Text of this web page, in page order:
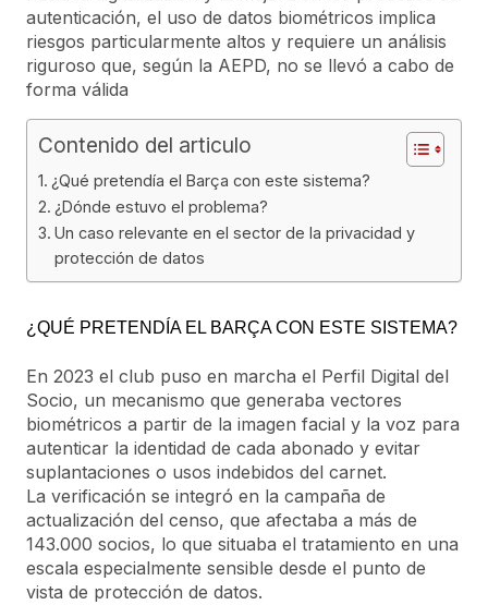
autenticación, el uso de datos biométricos implica
riesgos particularmente altos y requiere un análisis
riguroso que, según la AEPD, no se llevó a cabo de
forma válida
Contenido del articulo
¿Qué pretendía el Barça con este sistema?
¿Dónde estuvo el problema?
Un caso relevante en el sector de la privacidad y
protección de datos
¿QUÉ PRETENDÍA EL BARÇA CON ESTE SISTEMA?
En 2023 el club puso en marcha el Perfil Digital del
Socio, un mecanismo que generaba vectores
biométricos a partir de la imagen facial y la voz para
autenticar la identidad de cada abonado y evitar
suplantaciones o usos indebidos del carnet.
La verificación se integró en la campaña de
actualización del censo, que afectaba a más de
143.000 socios, lo que situaba el tratamiento en una
escala especialmente sensible desde el punto de
vista de protección de datos.